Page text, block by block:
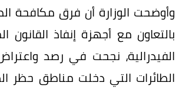
وأوضحت الوزارة أن فرق مكافحة
بالتعاون مع أجهزة إنفاذ القانون
الفيدرالية، نجحت في رصد
الطائرات التي دخلت مناطق حظر